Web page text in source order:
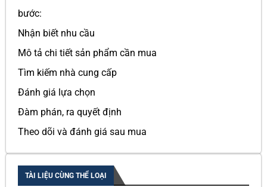
bước:
Nhận biết nhu cầu
Mô tả chi tiết sản phẩm cần mua
Tìm kiếm nhà cung cấp
Đánh giá lựa chọn
Đàm phán, ra quyết định
Theo dõi và đánh giá sau mua
TÀI LIỆU CÙNG THỂ LOẠI